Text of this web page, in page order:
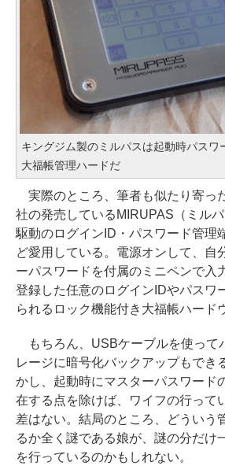
キングジム製のミルパスは起動時パスワ
大福帳管理ハードだ
実際のところ、筆者も似たり寄っ
社の発売しているMIRUPAS（ミル
駆動のログインID・パスワード管理
ど愛用している。電源オンして、自
ーパスワードを付属のミニペンで入
登録した任意のログインIDやパスワ
られるロック機能付き大福帳ハード
もちろん、USBケーブルを使って
レージに暗号化バックアップもでき
かし、起動時にマスターパスワード
在する点を除けば、ワイフの行って
差はない。結局のところ、どういう
るか全く謎である娘が、謎の分だけ
を行っているのかもしれない。